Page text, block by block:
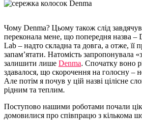
Чому Denma? Цьому також слід
переконала мене, що попередня назва –
Lab – надто складна та довга, а отже,
запам’ятати. Натомість запропонувала
залишити лише Denmа. Спочатку воно
здавалося, що скорочення на голосну –
Але потім я почув у цій назві цілісне
рідним та теплим.
Поступово нашими роботами почали
домовилися про співпрацю з кількома